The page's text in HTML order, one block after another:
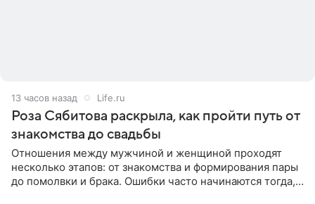
13 часов назад Life.ru
Роза Сябитова раскрыла, как пройти путь от
знакомства до свадьбы
Отношения между мужчиной и женщиной проходят
несколько этапов: от знакомства и формирования пары
до помолвки и брака. Ошибки часто начинаются тогда,